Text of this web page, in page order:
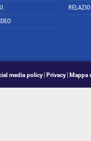
media policy Privacy Mappa